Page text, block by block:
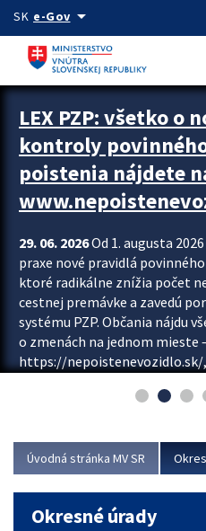
Preskocit na hlavný obsah
SK e-Govarrow_drop_down
Zastavit automatický posun upútavok
LEX PZP: všetko o
kontroly
poistenia nájdete
29. 06. 2026Od 1. augusta
praxe nové pravidlá
ktoré radikálne znížia počet
cestnej premávke a zavedú
systému PZP. Občania nájdu
o zmenách na jednom
https://nepoistenevozidlo.sk/
asociácie poisťovní (SLASPO)
Viac
Úvodná stránka MV SR
Okresné úrady